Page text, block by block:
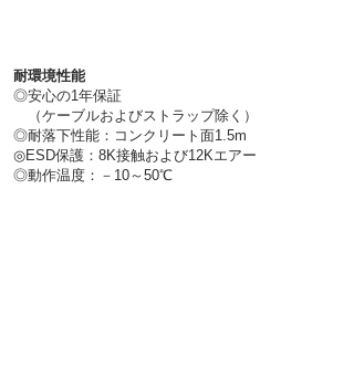
耐環境性能
◎安心の1年保証
（ケーブルおよびストラップ除く）
◎耐落下性能：コンクリート面1.5m
◎ESD保護：8K接触および12Kエアー
◎動作温度：－10～50℃